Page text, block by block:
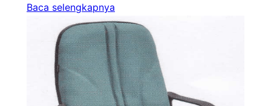
Baca selengkapnya